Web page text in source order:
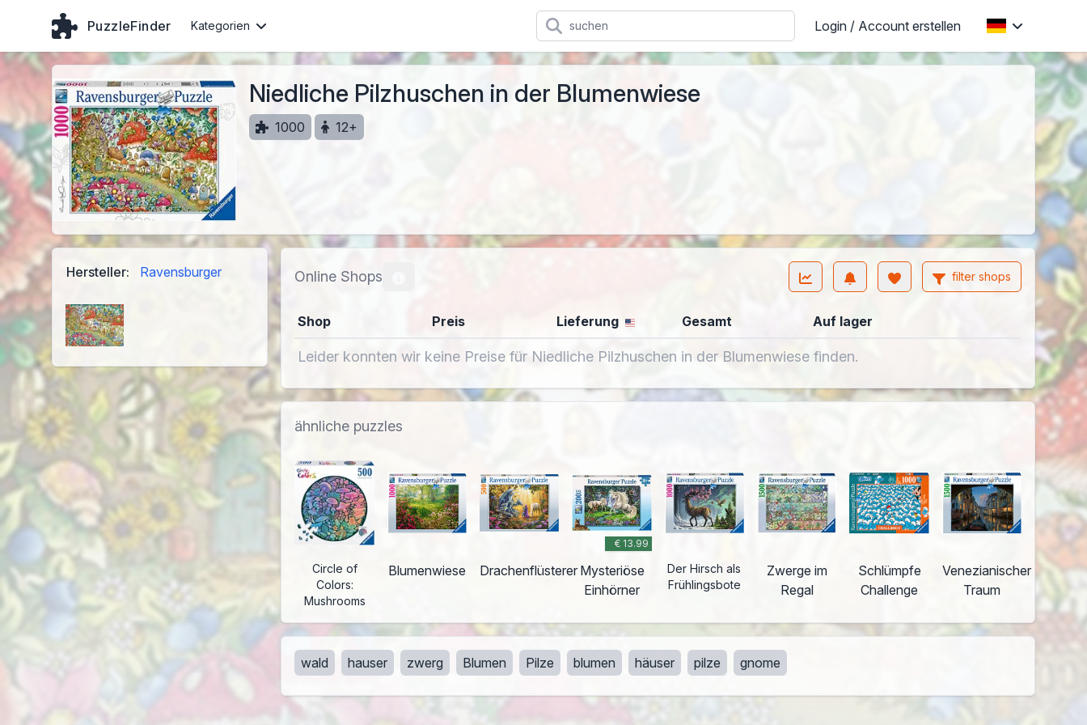
PuzzleFinder Kategorien Login / Account erstellen
Niedliche Pilzhuschen in der Blumenwiese
1000 12+
Hersteller: Ravensburger Online Shops filter shops
Shop Preis Lieferung Gesamt Auf lager
Leider konnten wir keine Preise für Niedliche Pilzhuschen in der Blumenwiese finden.
ähnliche puzzles
Circle of
Colors:
Mushrooms
Blumenwiese Drachenflüsterer
€ 13.99
Mysteriöse
Einhörner
Der Hirsch als
Frühlingsbote
Zwerge im
Regal
Schlümpfe
Challenge
Venezianischer
Traum
wald hauser zwerg Blumen Pilze blumen häuser pilze gnome